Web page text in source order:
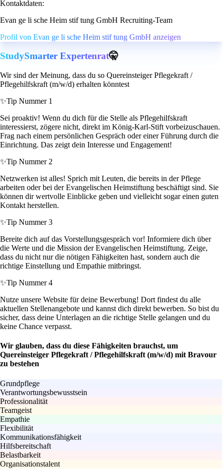
Kontaktdaten:
Evan ge li sche Heim stif tung GmbH Recruiting-Team
Profil von Evan ge li sche Heim stif tung GmbH anzeigen
StudySmarter Expertenrat🤫
Wir sind der Meinung, dass du so Quereinsteiger Pflegekraft /
Pflegehilfskraft (m/w/d) erhalten könntest
✨Tip Nummer 1
Sei proaktiv! Wenn du dich für die Stelle als Pflegehilfskraft
interessierst, zögere nicht, direkt im König-Karl-Stift vorbeizuschauen.
Frag nach einem persönlichen Gespräch oder einer Führung durch die
Einrichtung. Das zeigt dein Interesse und Engagement!
✨Tip Nummer 2
Netzwerken ist alles! Sprich mit Leuten, die bereits in der Pflege
arbeiten oder bei der Evangelischen Heimstiftung beschäftigt sind. Sie
können dir wertvolle Einblicke geben und vielleicht sogar einen guten
Kontakt herstellen.
✨Tip Nummer 3
Bereite dich auf das Vorstellungsgespräch vor! Informiere dich über
die Werte und die Mission der Evangelischen Heimstiftung. Zeige,
dass du nicht nur die nötigen Fähigkeiten hast, sondern auch die
richtige Einstellung und Empathie mitbringst.
✨Tip Nummer 4
Nutze unsere Website für deine Bewerbung! Dort findest du alle
aktuellen Stellenangebote und kannst dich direkt bewerben. So bist du
sicher, dass deine Unterlagen an die richtige Stelle gelangen und du
keine Chance verpasst.
Wir glauben, dass du diese Fähigkeiten brauchst, um
Quereinsteiger Pflegekraft / Pflegehilfskraft (m/w/d) mit Bravour
zu bestehen
Grundpflege
Verantwortungsbewusstsein
Professionalität
Teamgeist
Empathie
Flexibilität
Kommunikationsfähigkeit
Hilfsbereitschaft
Belastbarkeit
Organisationstalent